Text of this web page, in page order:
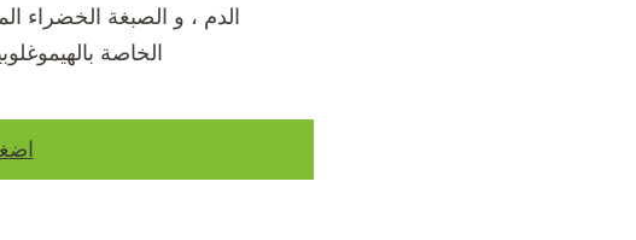
الدم ، و الصبغة الخضراء
الخاصة